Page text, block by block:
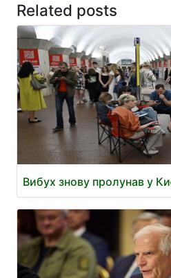
Related posts
Вибух знову пролунав у